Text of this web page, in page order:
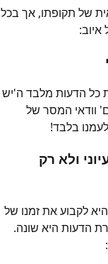
של תקופתו, אך בכל
איוב:
כל הדעות מלבד ה'יש
וודאי המסר של
בלבד!
ולא רק
לקבוע את זמנו של
הדעות היא שונה.